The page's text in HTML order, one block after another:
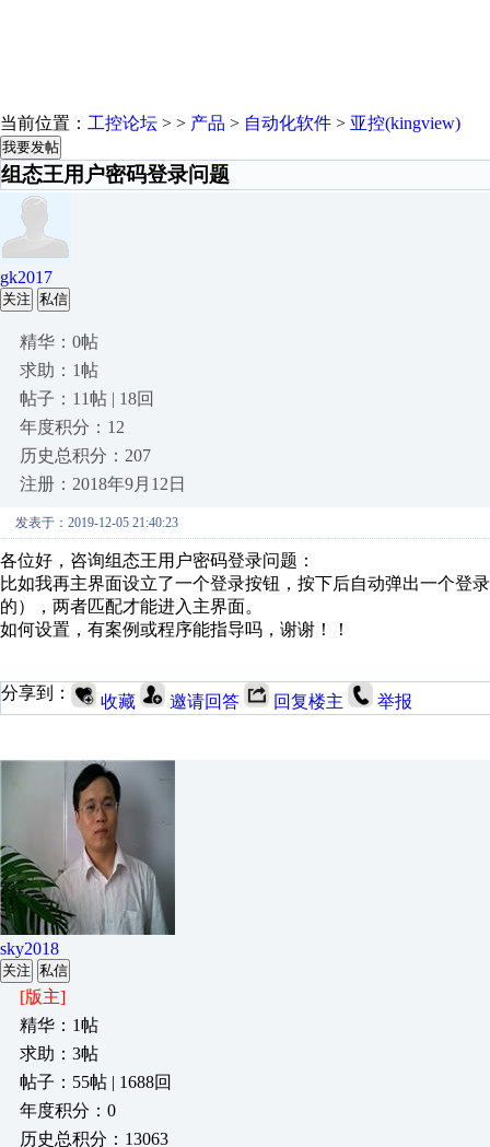
当前位置： 工控论坛 > > 产品 > 自动化软件 > 亚控(kingview)
我要发帖
组态王用户密码登录问题
gk2017
关注 私信
精华：0帖
求助：1帖
帖子：11帖 | 18回
年度积分：12
历史总积分：207
注册：2018年9月12日
发表于：2019-12-05 21:40:23
各位好，咨询组态王用户密码登录问题：
比如我再主界面设立了一个登录按钮，按下后自动弹出一个登
的），两者匹配才能进入主界面。
如何设置，有案例或程序能指导吗，谢谢！！
分享到： 收藏 邀请回答 回复楼主 举报
sky2018
关注 私信
[版主]
精华：1帖
求助：3帖
帖子：55帖 | 1688回
年度积分：0
历史总积分：13063